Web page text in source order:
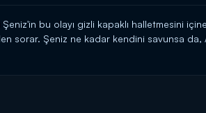
bu olayı gizli kapaklı halletmesini
sorar. Şeniz ne kadar kendini savunsa da,
ufak sıyrıklarla atlatsa da büyük yarayı